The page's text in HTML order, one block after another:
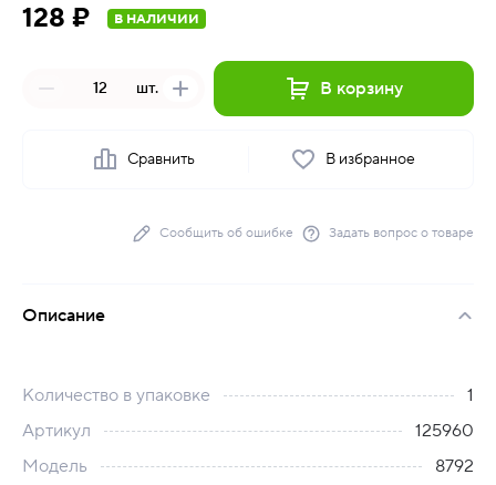
128 ₽ В НАЛИЧИИ
шт. В корзину
Сравнить В избранное
Сообщить об ошибке Задать вопрос о товаре
Описание
Количество в упаковке
1
Артикул
125960
Модель
8792